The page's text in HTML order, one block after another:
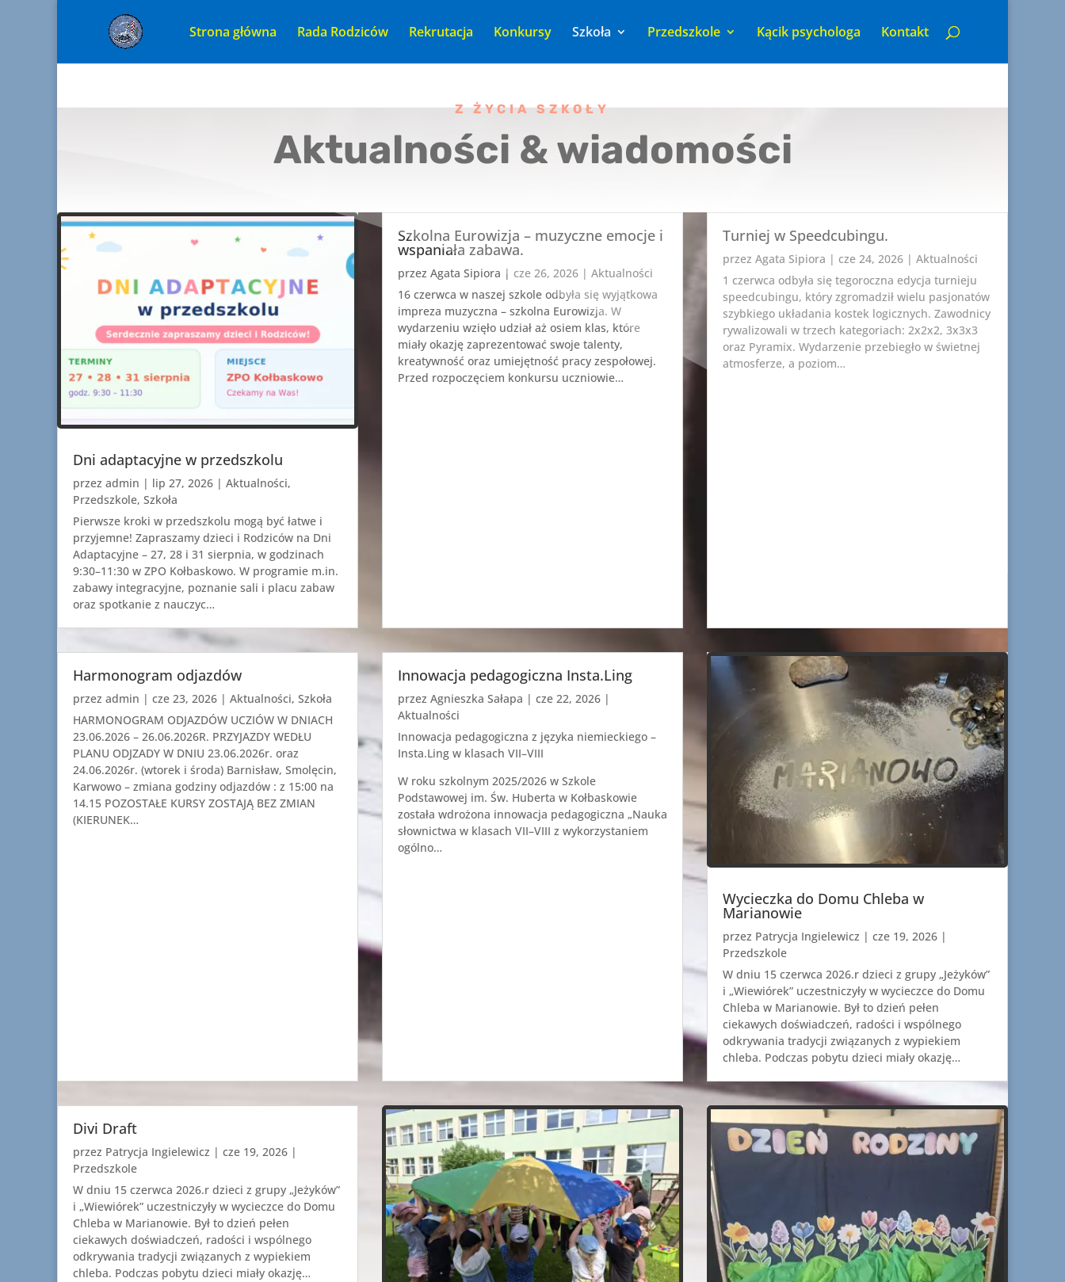
Strona główna Rada Rodziców Rekrutacja Konkursy Szkoła Przedszkole Kącik psychologa Kontakt
Z ŻYCIA SZKOŁY
Aktualności & wiadomości
Dni adaptacyjne w przedszkolu
przez admin | lip 27, 2026 | Aktualności,
Przedszkole, Szkoła
Pierwsze kroki w przedszkolu mogą być łatwe i
przyjemne! Zapraszamy dzieci i Rodziców na Dni
Adaptacyjne – 27, 28 i 31 sierpnia, w godzinach
9:30–11:30 w ZPO Kołbaskowo. W programie m.in.
zabawy integracyjne, poznanie sali i placu zabaw
oraz spotkanie z nauczyc…
Szkolna Eurowizja – muzyczne emocje i
wspaniała zabawa.
przez Agata Sipiora | cze 26, 2026 | Aktualności
16 czerwca w naszej szkole odbyła się wyjątkowa
impreza muzyczna – szkolna Eurowizja. W
wydarzeniu wzięło udział aż osiem klas, które
miały okazję zaprezentować swoje talenty,
kreatywność oraz umiejętność pracy zespołowej.
Przed rozpoczęciem konkursu uczniowie…
Turniej w Speedcubingu.
przez Agata Sipiora | cze 24, 2026 | Aktualności
1 czerwca odbyła się tegoroczna edycja turnieju
speedcubingu, który zgromadził wielu pasjonatów
szybkiego układania kostek logicznych. Zawodnicy
rywalizowali w trzech kategoriach: 2x2x2, 3x3x3
oraz Pyramix. Wydarzenie przebiegło w świetnej
atmosferze, a poziom…
Harmonogram odjazdów
przez admin | cze 23, 2026 | Aktualności, Szkoła
HARMONOGRAM ODJAZDÓW UCZIÓW W DNIACH
23.06.2026 – 26.06.2026R. PRZYJAZDY WEDŁU
PLANU ODJZADY W DNIU 23.06.2026r. oraz
24.06.2026r. (wtorek i środa) Barnisław, Smolęcin,
Karwowo – zmiana godziny odjazdów : z 15:00 na
14.15 POZOSTAŁE KURSY ZOSTAJĄ BEZ ZMIAN
(KIERUNEK…
Innowacja pedagogiczna Insta.Ling
przez Agnieszka Sałapa | cze 22, 2026 |
Aktualności
Innowacja pedagogiczna z języka niemieckiego –
Insta.Ling w klasach VII–VIII
W roku szkolnym 2025/2026 w Szkole
Podstawowej im. Św. Huberta w Kołbaskowie
została wdrożona innowacja pedagogiczna „Nauka
słownictwa w klasach VII–VIII z wykorzystaniem
ogólno…
Wycieczka do Domu Chleba w
Marianowie
przez Patrycja Ingielewicz | cze 19, 2026 |
Przedszkole
W dniu 15 czerwca 2026.r dzieci z grupy „Jeżyków”
i „Wiewiórek” uczestniczyły w wycieczce do Domu
Chleba w Marianowie. Był to dzień pełen
ciekawych doświadczeń, radości i wspólnego
odkrywania tradycji związanych z wypiekiem
chleba. Podczas pobytu dzieci miały okazję…
Divi Draft
przez Patrycja Ingielewicz | cze 19, 2026 |
Przedszkole
W dniu 15 czerwca 2026.r dzieci z grupy „Jeżyków”
i „Wiewiórek” uczestniczyły w wycieczce do Domu
Chleba w Marianowie. Był to dzień pełen
ciekawych doświadczeń, radości i wspólnego
odkrywania tradycji związanych z wypiekiem
chleba. Podczas pobytu dzieci miały okazję…